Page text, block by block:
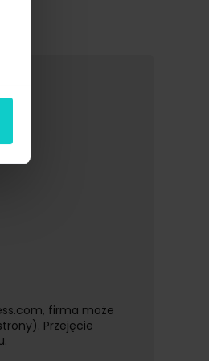
firma może
Przejęcie